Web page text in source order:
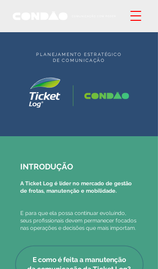
PLANEJAMENTO ESTRATÉGICO
DE COMUNICAÇÃO
INTRODUÇÃO
A Ticket Log é líder no mercado de gestão
de frotas, manutenção e mobilidade.
E para que ela possa continuar evoluindo,
seus profissionais devem permanecer focados
nas operações e decisões que mais importam.
E como é feita a manutenção